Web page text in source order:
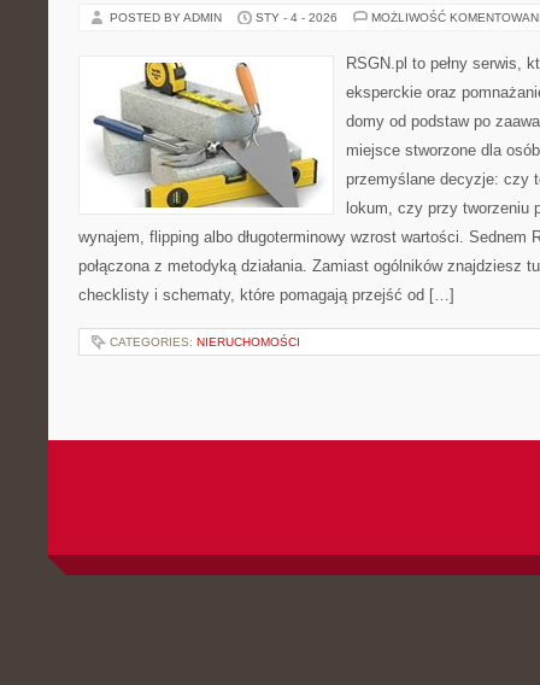
POSTED BY ADMIN STY - 4 - 2026 MOŻLIWOŚĆ
RSGN.pl to pełny serwis,
eksperckie oraz
domy od podstaw po
miejsce stworzone dla
przemyślane decyzje: czy
lokum, czy przy tworzeniu
wynajem, flipping albo długoterminowy wzrost wartości. Sednem
połączona z metodyką działania. Zamiast ogólników znajdziesz
checklisty i schematy, które pomagają przejść od […]
CATEGORIES: NIERUCHOMOŚCI